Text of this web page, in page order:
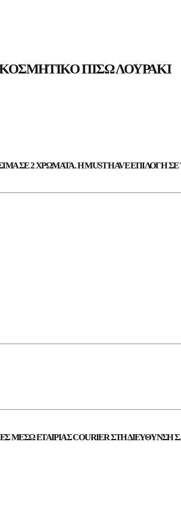
ΠΊΣΩ ΛΟΥΡΆΚΙ
ΣΕ 2 ΧΡΏΜΑΤΑ. Η MUST HAVE ΕΠΙΛΟΓΉ
ΕΤΑΙΡΊΑΣ COURIER ΣΤΗ ΔΙΕΎΘΥΝΣΗ